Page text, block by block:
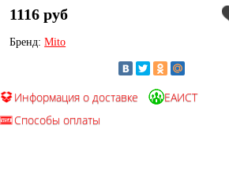
1116 руб
Бренд:Mito
Информация о доставке
ЕАИСТ
Способы оплаты